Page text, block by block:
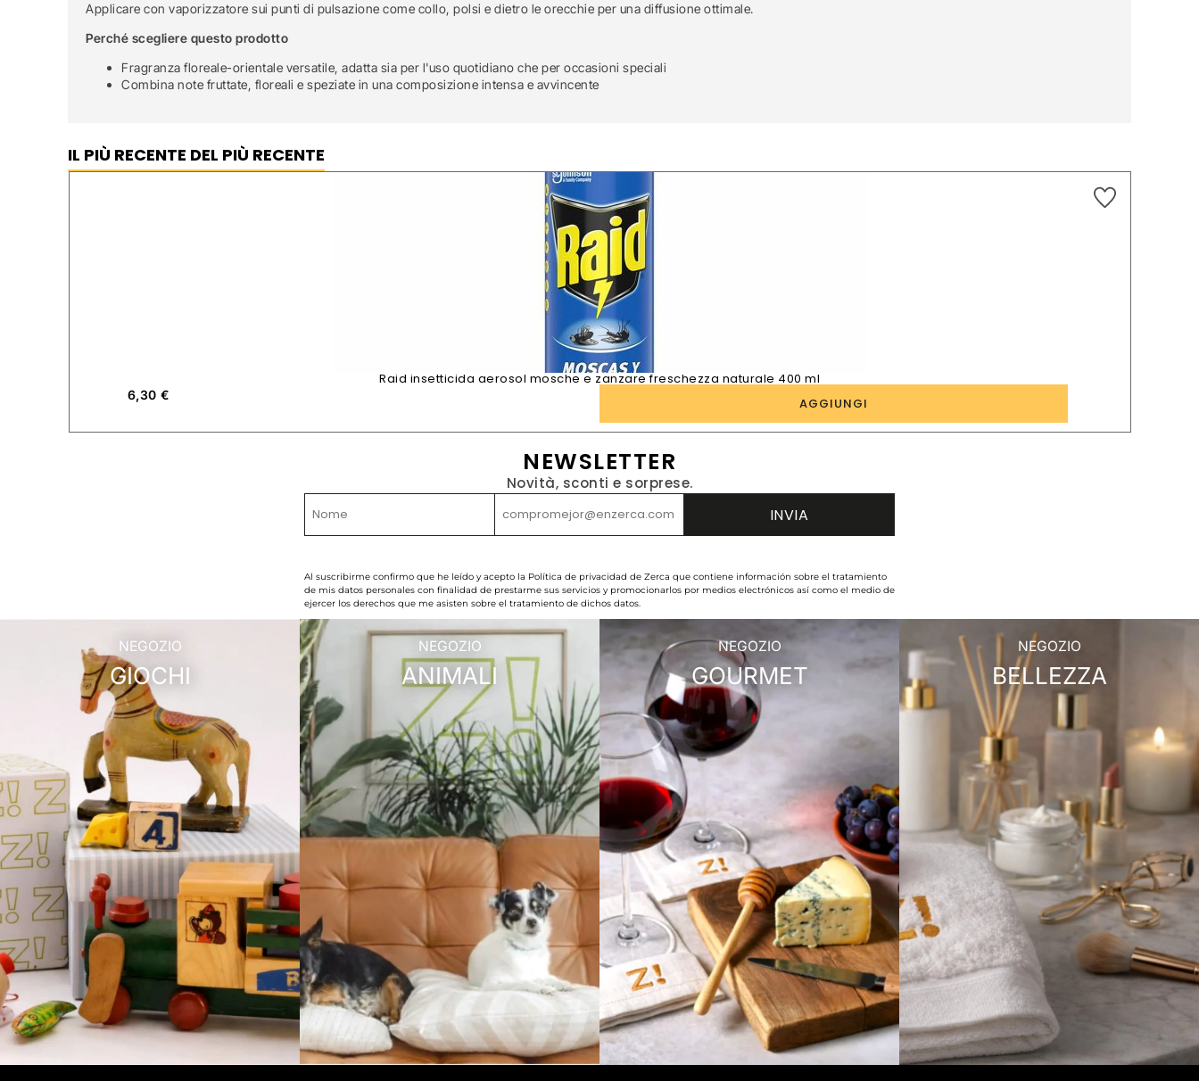
Applicare con vaporizzatore sui punti di pulsazione come collo, polsi e dietro le orecchie per una diffusione ottimale.
Perché scegliere questo prodotto
Fragranza floreale-orientale versatile, adatta sia per l'uso quotidiano che per occasioni speciali
Combina note fruttate, floreali e speziate in una composizione intensa e avvincente
IL PIÙ RECENTE DEL PIÙ RECENTE
Raid insetticida aerosol mosche e zanzare freschezza naturale 400 ml
6,30€
AGGIUNGI
NEWSLETTER
Novità, sconti e sorprese.
Al suscribirme confirmo que he leído y acepto la Política de privacidad de Zerca que contiene información sobre el tratamiento
de mis datos personales con finalidad de prestarme sus servicios y promocionarlos por medios electrónicos así como el medio de
ejercer los derechos que me asisten sobre el tratamiento de dichos datos.
NEGOZIO
GIOCHI
NEGOZIO
ANIMALI
NEGOZIO
GOURMET
NEGOZIO
BELLEZZA